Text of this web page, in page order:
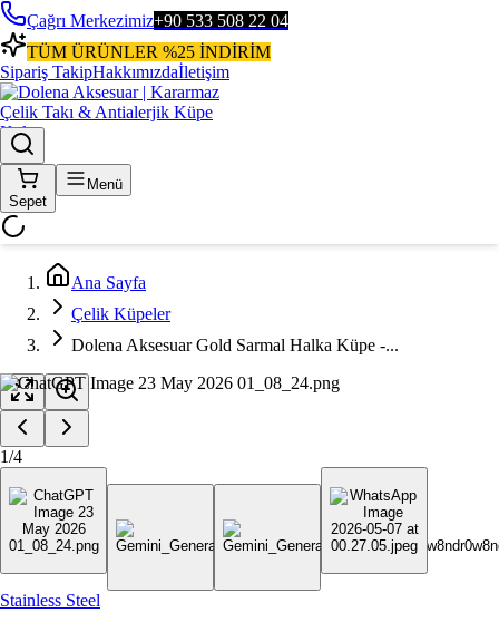
Çağrı Merkezimiz+90 533 508 22 04
TÜM ÜRÜNLER %25 İNDİRİM
Sipariş TakipHakkımızdaİletişim
Sepet
Menü
Ana Sayfa
Çelik Küpeler
Dolena Aksesuar Gold Sarmal Halka Küpe -...
1/4
Stainless Steel